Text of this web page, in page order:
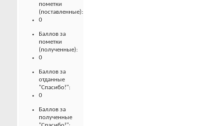
пометки
(поставленные):
0
Баллов за
пометки
(полученные):
0
Баллов за
отданные
"Спасибо!":
0
Баллов за
полученные